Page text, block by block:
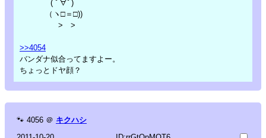
( ﾟ∀ﾟ)
（ヽ□＝□))
> >
>>4054
バンダナ似合ってますよー。
ちょっとドヤ顔？
🐾 4056 ＠ キクハシ